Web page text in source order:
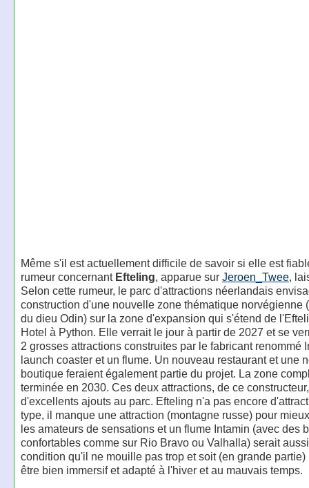
Même s'il est actuellement difficile de savoir si elle est
rumeur concernant Efteling, apparue sur Jeroen_Twee,
Selon cette rumeur, le parc d'attractions néerlandais
construction d'une nouvelle zone thématique norvégienne
du dieu Odin) sur la zone d'expansion qui s'étend de
Hotel à Python. Elle verrait le jour à partir de 2027 et se
2 grosses attractions construites par le fabricant renommé
launch coaster et un flume. Un nouveau restaurant et une
boutique feraient également partie du projet. La zone
terminée en 2030. Ces deux attractions, de ce
d'excellents ajouts au parc. Efteling n'a pas encore
type, il manque une attraction (montagne russe) pour
les amateurs de sensations et un flume Intamin (avec des
confortables comme sur Rio Bravo ou Valhalla) serait
condition qu'il ne mouille pas trop et soit (en grande partie)
être bien immersif et adapté à l'hiver et au mauvais temps.